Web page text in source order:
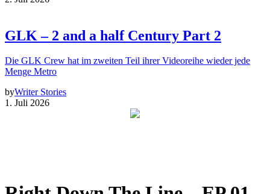
GLK – 2 and a half Century Part 2
Die GLK Crew hat im zweiten Teil ihrer Videoreihe wieder jede
Menge Metro
byWriter Stories
1. Juli 2026